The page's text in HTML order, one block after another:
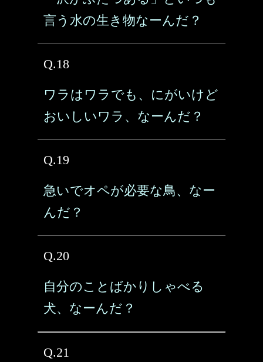
言う水の生き物なーんだ？
Q.18
ワラはワラでも、にがいけど
おいしいワラ、なーんだ？
Q.19
急いでオペが必要な鳥、なー
んだ？
Q.20
自分のことばかりしゃべる
犬、なーんだ？
Q.21